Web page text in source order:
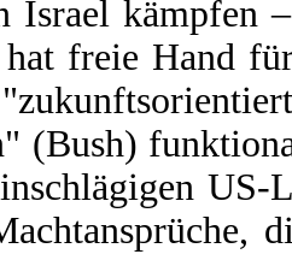
Israel kämpfen
hat freie Hand
(Bush)